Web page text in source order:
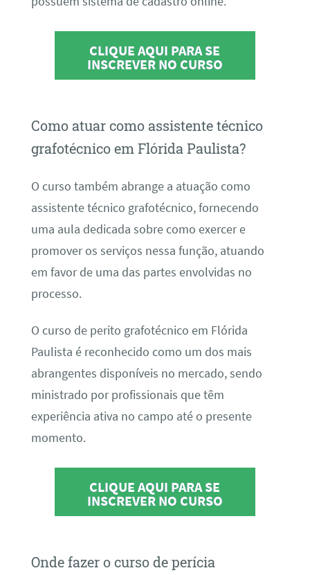
CLIQUE AQUI PARA SE
INSCREVER NO CURSO
Como atuar como assistente técnico
grafotécnico em Flórida Paulista?
O curso também abrange a atuação como
assistente técnico grafotécnico, fornecendo
uma aula dedicada sobre como exercer e
promover os serviços nessa função, atuando
em favor de uma das partes envolvidas no
processo.
O curso de perito grafotécnico em Flórida
Paulista é reconhecido como um dos mais
abrangentes disponíveis no mercado, sendo
ministrado por profissionais que têm
experiência ativa no campo até o presente
momento.
CLIQUE AQUI PARA SE
INSCREVER NO CURSO
Onde fazer o curso de perícia